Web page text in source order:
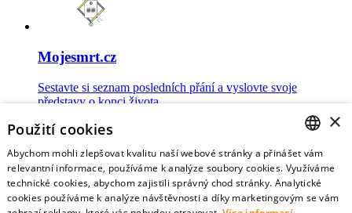
Mojesmrt.cz
Sestavte si seznam posledních přání a vyslovte svoje
představy o konci života
Data o umírání
CZECH
ENGLISH
×
Použití cookies
Abychom mohli zlepšovat kvalitu naší webové stránky a přinášet vám
relevantní informace, používáme k analýze soubory cookies. Využíváme
technické cookies, abychom zajistili správný chod stránky. Analytické
cookies používáme k analýze návštěvnosti a díky marketingovým se vám